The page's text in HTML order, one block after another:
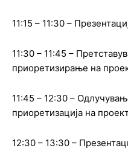
11:15 – 11:30 –
11:30 – 11:45 –
приоретизирање на
11:45 – 12:30 –
приоретизација на
12:30 – 13:30 –